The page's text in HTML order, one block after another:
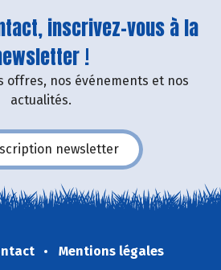
inscrivez-vous à la
!
offres, nos événements et nos
actualités.
newsletter
Mentions légales